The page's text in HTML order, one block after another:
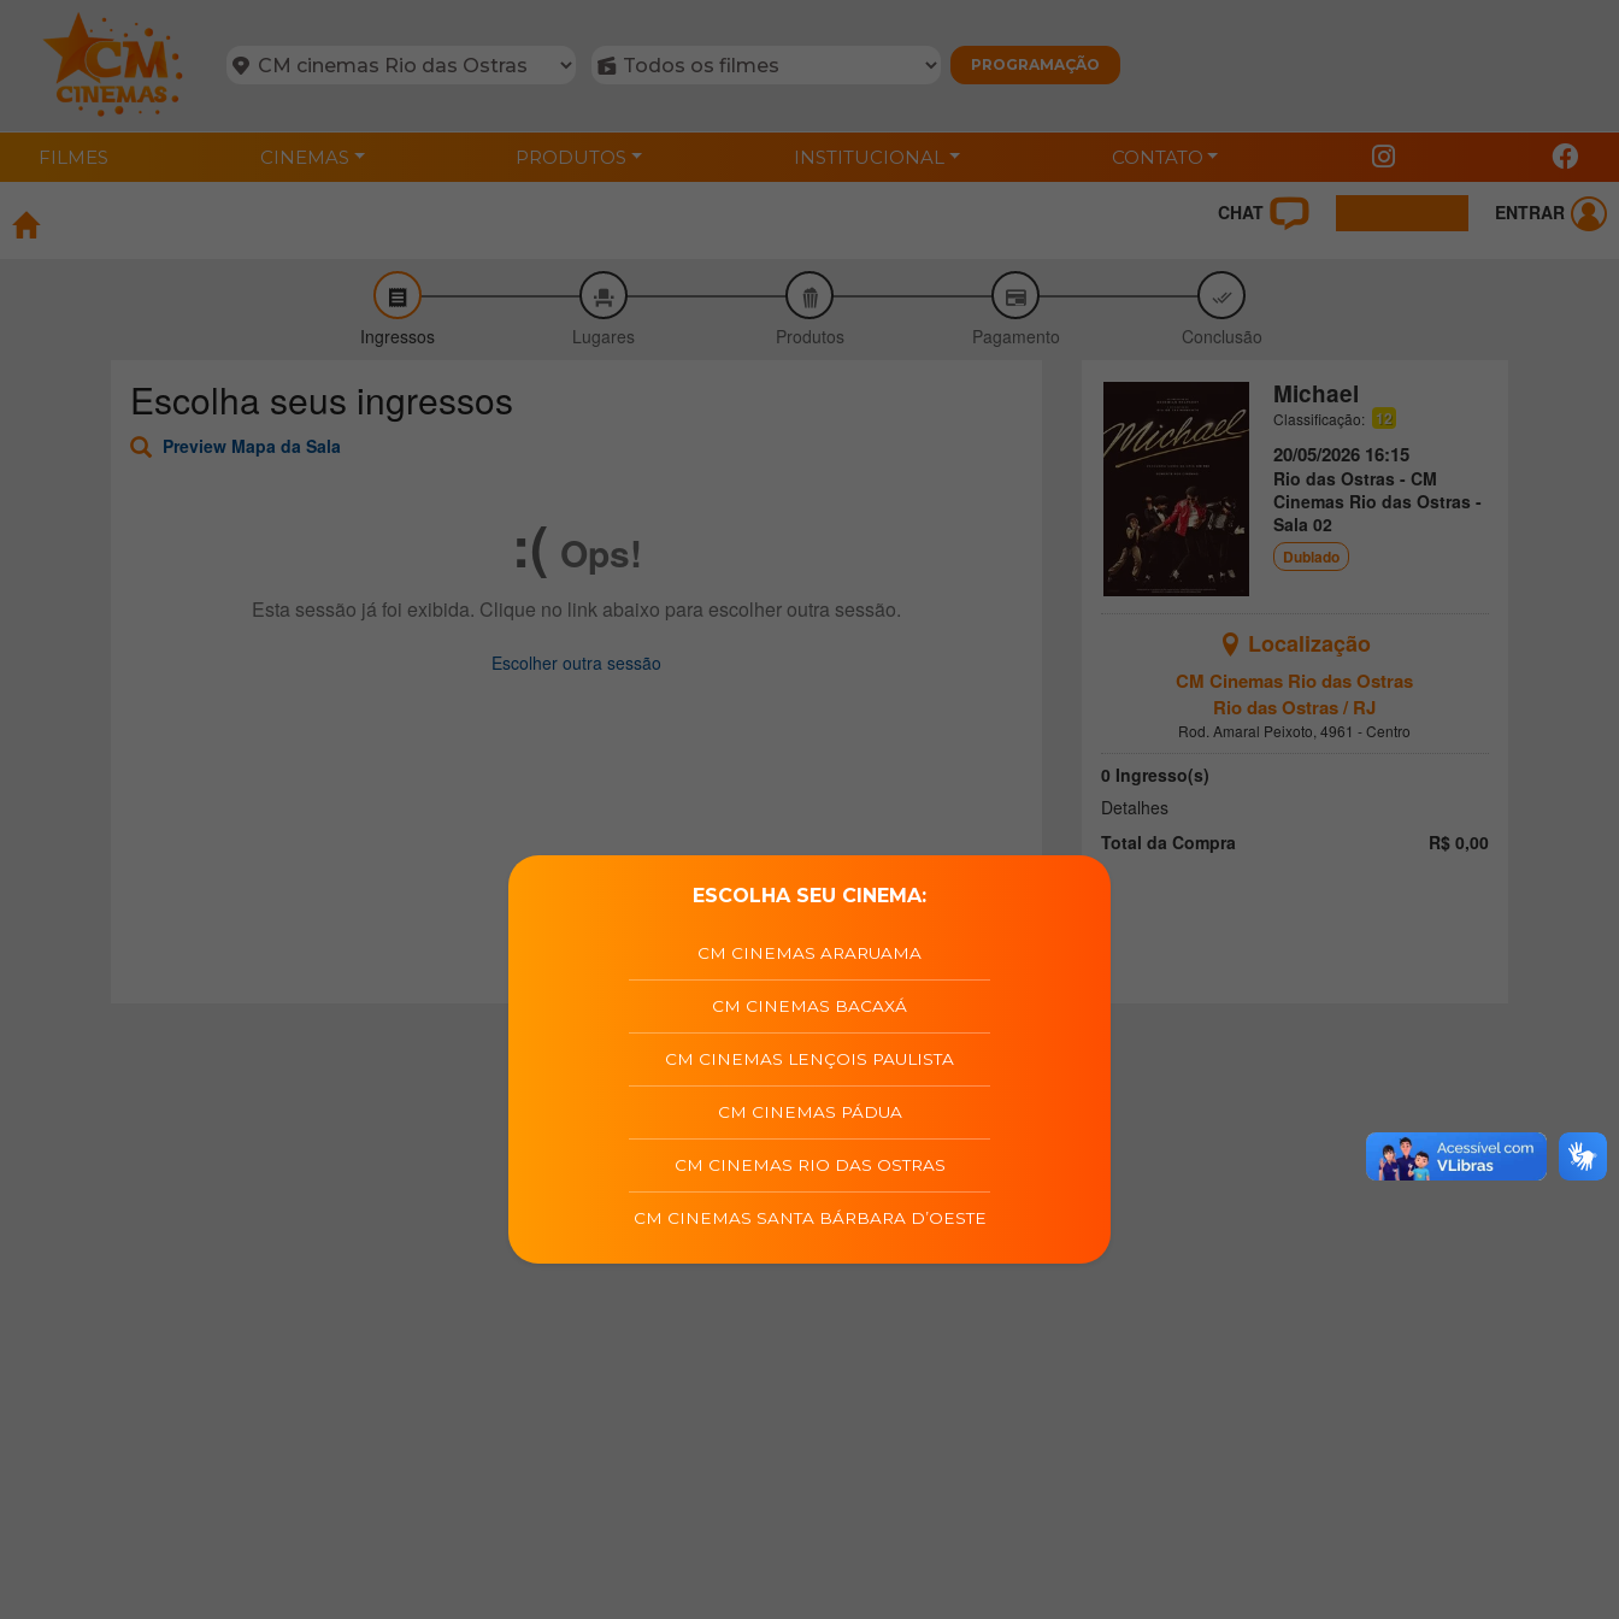
FILMES CINEMAS PRODUTOS INSTITUCIONAL CONTATO
ESCOLHA SEU CINEMA:
CM CINEMAS ARARUAMA
CM CINEMAS BACAXÁ
CM CINEMAS LENÇOIS PAULISTA
CM CINEMAS PÁDUA
CM CINEMAS RIO DAS OSTRAS
CM CINEMAS SANTA BÁRBARA D’OESTE